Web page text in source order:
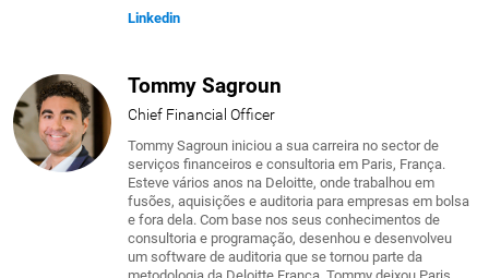
Linkedin
Tommy Sagroun
Chief Financial Officer
Tommy Sagroun iniciou a sua carreira no sector de
serviços financeiros e consultoria em Paris, França.
Esteve vários anos na Deloitte, onde trabalhou em
fusões, aquisições e auditoria para empresas em bolsa
e fora dela. Com base nos seus conhecimentos de
consultoria e programação, desenhou e desenvolveu
um software de auditoria que se tornou parte da